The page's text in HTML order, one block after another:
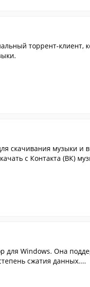
торрент-клиент,
скачивания музыки и
с Контакта (ВК)
для Windows. Она
сжатия данных....